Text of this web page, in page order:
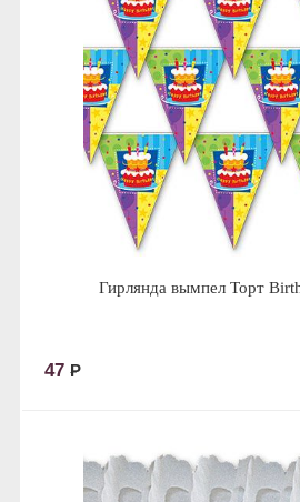
Гирлянда вымпел Торт
47 Р